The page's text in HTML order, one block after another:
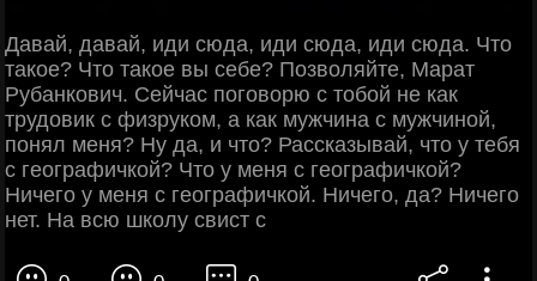
Давай, давай, иди сюда, иди сюда, иди сюда. Что
такое? Что такое вы себе? Позволяйте, Марат
Рубанкович. Сейчас поговорю с тобой не как
трудовик с физруком, а как мужчина с мужчиной,
понял меня? Ну да, и что? Рассказывай, что у тебя
с географичкой? Что у меня с географичкой?
Ничего у меня с географичкой. Ничего, да? Ничего
нет. На всю школу свист с